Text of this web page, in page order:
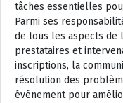
tâches essentielles
Parmi ses
de tous les aspects de
prestataires et
inscriptions, la
résolution des
événement pour